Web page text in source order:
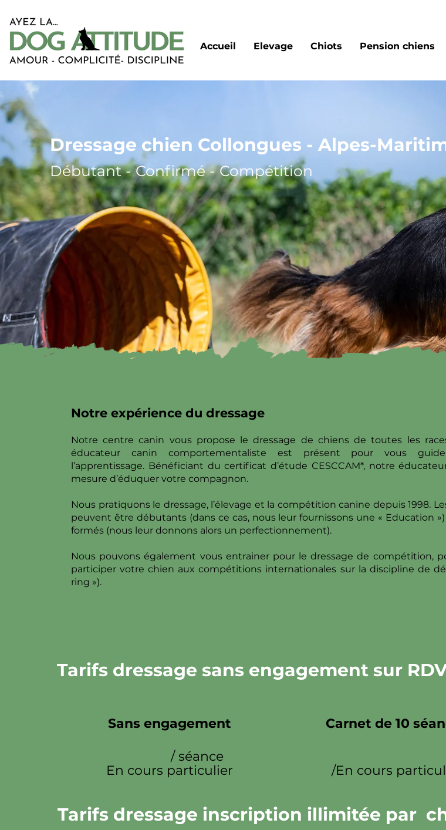
Accueil Elevage Chiots Pension chiens
Dressage chien Collongues - Alpes-
Débutant - Confirmé - Compétition
Notre expérience du dressage
Notre centre canin vous propose le dressage de chiens de toutes les
éducateur canin comportementaliste est présent pour vous
l’apprentissage. Bénéficiant du certificat d’étude CESCCAM*, notre
mesure d’éduquer votre compagnon.
Nous pratiquons le dressage, l’élevage et la compétition canine depuis 1998.
peuvent être débutants (dans ce cas, nous leur fournissons une « Education
formés (nous leur donnons alors un perfectionnement).
Nous pouvons également vous entrainer pour le dressage de compétition,
participer votre chien aux compétitions internationales sur la discipline de
ring »).
Tarifs dressage sans engagement sur
Sans engagement
/ séance
En cours particulier
Carnet de 10
/En cours
Tarifs dressage inscription illimitée par